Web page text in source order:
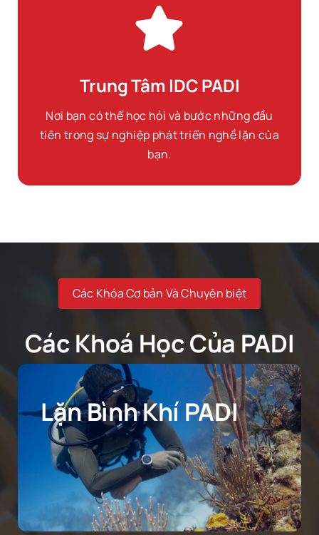
Trung Tâm IDC PADI
Nơi bạn có thể học hỏi và bước những đầu
tiên trong sự nghiệp phát triển nghề lặn của
bạn.
Các Khóa Cơ bản Và Chuyên biệt
Các Khoá Học Của PADI
Lặn Bình Khí PADI